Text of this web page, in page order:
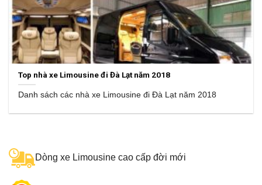
Top nhà xe Limousine đi Đà Lạt năm 2018
Danh sách các nhà xe Limousine đi Đà Lạt năm 2018
Dòng xe Limousine cao cấp đời mới